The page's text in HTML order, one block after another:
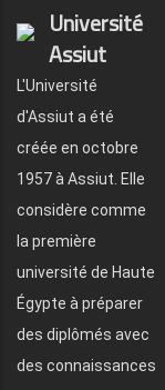
Université
Assiut
L'Université
d'Assiut a été
créée en octobre
1957 à Assiut. Elle
considère comme
la première
université de Haute
Égypte à préparer
des diplômés avec
des connaissances